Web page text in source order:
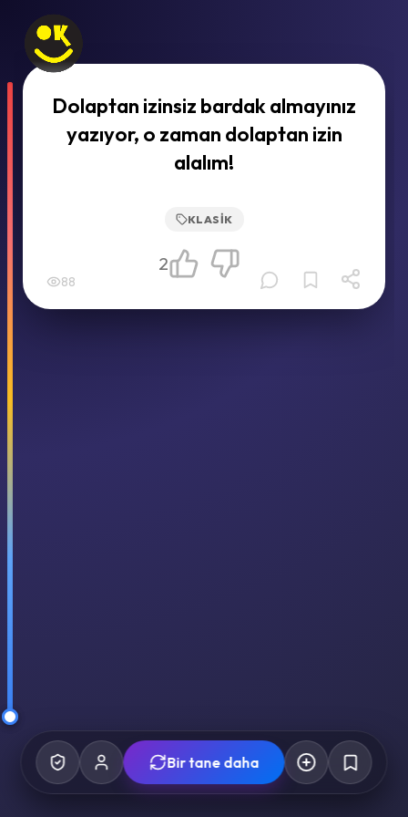
Dolaptan izinsiz bardak almayınız
yazıyor, o zaman dolaptan izin
alalım!
KLASIK
88
2
Bir tane daha